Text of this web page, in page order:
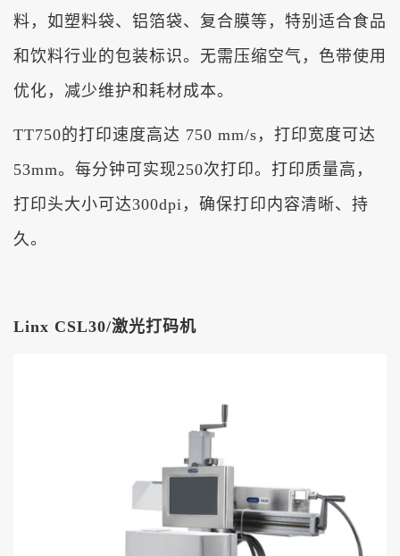
料，如塑料袋、铝箔袋、复合膜等，特别适合食品
和饮料行业的包装标识。无需压缩空气，色带使用
优化，减少维护和耗材成本。
TT750的打印速度高达 750 mm/s ，打印宽度可达
53mm。每分钟可实现250次打印。打印质量高，
打印头大小可达300dpi ，确保打印内容清晰、持
久。
Linx CSL30/激光打码机